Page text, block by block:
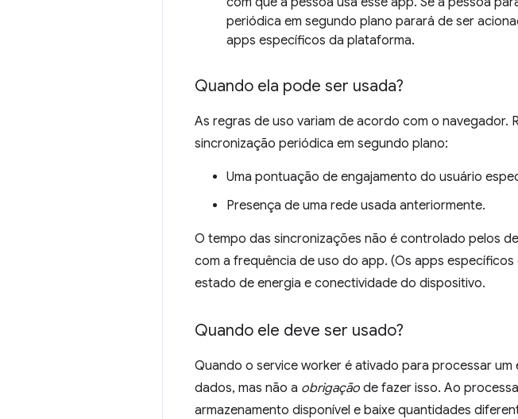
periódica em segundo plano parará de ser
apps específicos da plataforma.
Quando ela pode ser usada?
As regras de uso variam de acordo com o navegador.
sincronização periódica em segundo plano:
Uma pontuação de engajamento do usuário
Presença de uma rede usada anteriormente.
O tempo das sincronizações não é controlado pelos
com a frequência de uso do app. (Os apps
estado de energia e conectividade do dispositivo.
Quando ele deve ser usado?
Quando o service worker é ativado para processar um
dados, mas não a obrigação de fazer isso. Ao
armazenamento disponível e baixe quantidades